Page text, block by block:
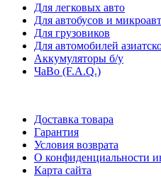
Для легковых авто
Для автобусов и
Для грузовиков
Для автомобилей
Аккумуляторы б/у
ЧаВо (F.A.Q.)
Доставка товара
Гарантия
Условия возврата
О конфиденциальности
Карта сайта